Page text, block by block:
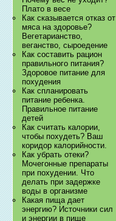
Плато в весе
Как сказывается отказ от
мяса на здоровье?
Вегетарианство,
веганство, сыроедение
Как составить рацион
правильного питания?
Здоровое питание для
похудения
Как спланировать
питание ребенка.
Правильное питание
детей
Как считать калории,
чтобы похудеть? Ваш
коридор калорийности.
Как убрать отеки?
Мочегонные препараты
при похудении. Что
делать при задержке
воды в организме
Какая пища дает
энергию? Источники сил
и энергии в пище